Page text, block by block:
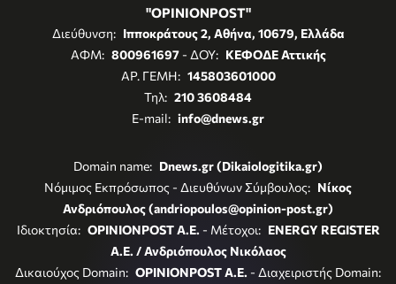
"OPINIONPOST"
Διεύθυνση: Ιπποκράτους 2, Αθήνα, 10679, Ελλάδα
ΑΦΜ: 800961697- ΔΟΥ: ΚΕΦΟΔΕ Αττικής
ΑΡ. ΓΕΜΗ: 145803601000
Τηλ: 210 3608484
E-mail: info@dnews.gr
Domain name: Dnews.gr (Dikaiologitika.gr)
Νόμιμος Εκπρόσωπος - Διευθύνων Σύμβουλος: Νίκος
Ανδριόπουλος (andriopoulos@opinion-post.gr)
Ιδιοκτησία: OPINIONPOST A.E. - Μέτοχοι: ENERGY REGISTER
Α.Ε. / Ανδριόπουλος Νικόλαος
Δικαιούχος Domain: OPINIONPOST A.E. - Διαχειριστής Domain: